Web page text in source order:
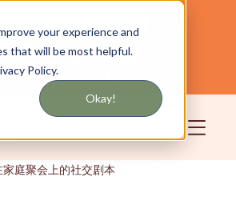
your experience and
that will be most helpful.
Policy.
Okay!
文 为纽约和长岛提供服务
区 登录
庭聚会上的社交剧本